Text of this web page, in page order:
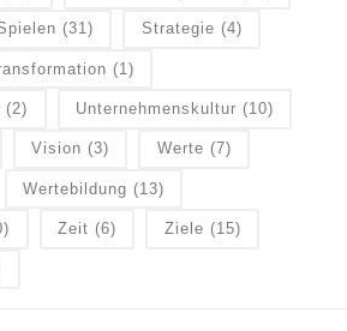
(31) Strategie (4)
(1)
(2) Unternehmenskultur (10)
Vision (3) Werte (7)
Wertebildung (13)
Zeit (6) Ziele (15)